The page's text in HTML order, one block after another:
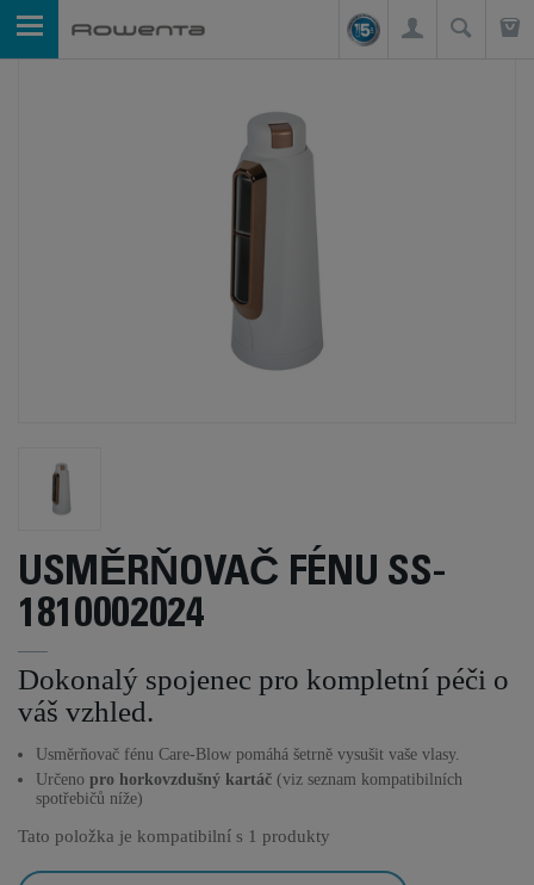
USMĚRŇOVAČ FÉNU SS-
1810002024
Dokonalý spojenec pro kompletní péči o
váš vzhled.
Usměrňovač fénu Care-Blow pomáhá šetrně vysušit vaše vlasy.
Určeno pro horkovzdušný kartáč (viz seznam kompatibilních
spotřebičů níže)
Tato položka je kompatibilní s 1 produkty